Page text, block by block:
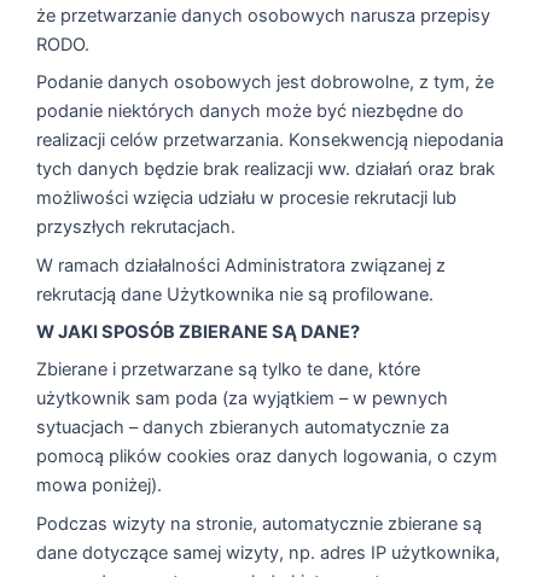
że przetwarzanie danych osobowych narusza przepisy
RODO.
Podanie danych osobowych jest dobrowolne, z tym, że
podanie niektórych danych może być niezbędne do
realizacji celów przetwarzania. Konsekwencją niepodania
tych danych będzie brak realizacji ww. działań oraz brak
możliwości wzięcia udziału w procesie rekrutacji lub
przyszłych rekrutacjach.
W ramach działalności Administratora związanej z
rekrutacją dane Użytkownika nie są profilowane.
W JAKI SPOSÓB ZBIERANE SĄ DANE?
Zbierane i przetwarzane są tylko te dane, które
użytkownik sam poda (za wyjątkiem – w pewnych
sytuacjach – danych zbieranych automatycznie za
pomocą plików cookies oraz danych logowania, o czym
mowa poniżej).
Podczas wizyty na stronie, automatycznie zbierane są
dane dotyczące samej wizyty, np. adres IP użytkownika,